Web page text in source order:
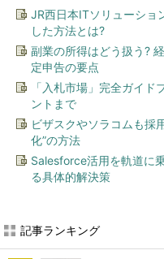
JR西日本ITソリューショ
した方法とは?
副業の所得はどう扱う?
定申告の要点
「入札市場」完全ガイ
ントまで
ビザスクやソラコムも採
化”の方法
Salesforce活用を軌道に
る具体的解決策
記事ランキング